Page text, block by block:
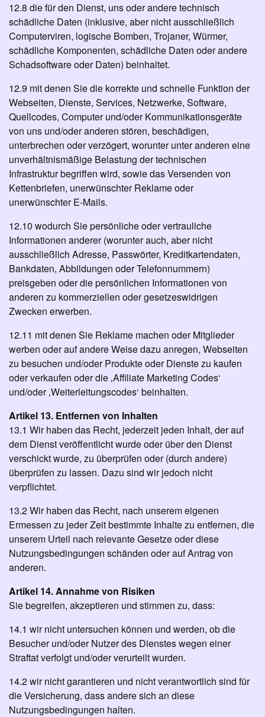
12.8 die für den Dienst, uns oder andere technisch
schädliche Daten (inklusive, aber nicht ausschließlich
Computerviren, logische Bomben, Trojaner, Würmer,
schädliche Komponenten, schädliche Daten oder andere
Schadsoftware oder Daten) beinhaltet.
12.9 mit denen Sie die korrekte und schnelle Funktion der
Webseiten, Dienste, Services, Netzwerke, Software,
Quellcodes, Computer und/oder Kommunikationsgeräte
von uns und/oder anderen stören, beschädigen,
unterbrechen oder verzögert, worunter unter anderen eine
unverhältnismäßige Belastung der technischen
Infrastruktur begriffen wird, sowie das Versenden von
Kettenbriefen, unerwünschter Reklame oder
unerwünschter E-Mails.
12.10 wodurch Sie persönliche oder vertrauliche
Informationen anderer (worunter auch, aber nicht
ausschließlich Adresse, Passwörter, Kreditkartendaten,
Bankdaten, Abbildungen oder Telefonnummern)
preisgeben oder die persönlichen Informationen von
anderen zu kommerziellen oder gesetzeswidrigen
Zwecken erwerben.
12.11 mit denen Sie Reklame machen oder Mitglieder
werben oder auf andere Weise dazu anregen, Webseiten
zu besuchen und/oder Produkte oder Dienste zu kaufen
oder verkaufen oder die ‚Affiliate Marketing Codes‘
und/oder ‚Weiterleitungscodes‘ beinhalten.
Artikel 13. Entfernen von Inhalten
13.1 Wir haben das Recht, jederzeit jeden Inhalt, der auf
dem Dienst veröffentlicht wurde oder über den Dienst
verschickt wurde, zu überprüfen oder (durch andere)
überprüfen zu lassen. Dazu sind wir jedoch nicht
verpflichtet.
13.2 Wir haben das Recht, nach unserem eigenen
Ermessen zu jeder Zeit bestimmte Inhalte zu entfernen, die
unserem Urteil nach relevante Gesetze oder diese
Nutzungsbedingungen schänden oder auf Antrag von
anderen.
Artikel 14. Annahme von Risiken
Sie begreifen, akzeptieren und stimmen zu, dass:
14.1 wir nicht untersuchen können und werden, ob die
Besucher und/oder Nutzer des Dienstes wegen einer
Straftat verfolgt und/oder verurteilt wurden.
14.2 wir nicht garantieren und nicht verantwortlich sind für
die Versicherung, dass andere sich an diese
Nutzungsbedingungen halten.